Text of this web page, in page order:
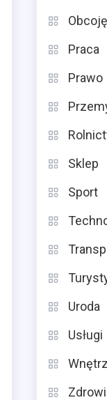
Praca
Prawo
Sklep
Sport
Uroda
Usługi